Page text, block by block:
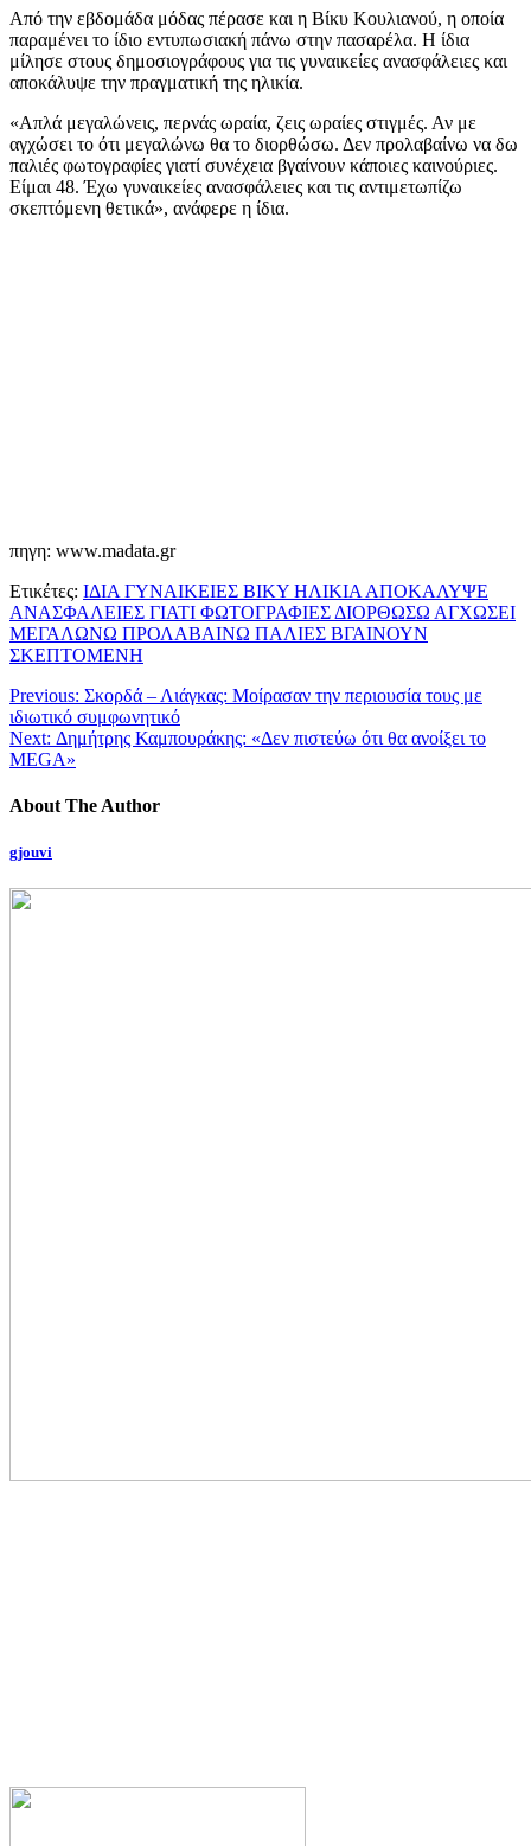
Από την εβδομάδα μόδας πέρασε και η Βίκυ Κουλιανού, η οποία
παραμένει το ίδιο εντυπωσιακή πάνω στην πασαρέλα. Η ίδια
μίλησε στους δημοσιογράφους για τις γυναικείες ανασφάλειες και
αποκάλυψε την πραγματική της ηλικία.
«Απλά μεγαλώνεις, περνάς ωραία, ζεις ωραίες στιγμές. Αν με
αγχώσει το ότι μεγαλώνω θα το διορθώσω. Δεν προλαβαίνω να δω
παλιές φωτογραφίες γιατί συνέχεια βγαίνουν κάποιες καινούριες.
Είμαι 48. Έχω γυναικείες ανασφάλειες και τις αντιμετωπίζω
σκεπτόμενη θετικά», ανάφερε η ίδια.
πηγη: www.madata.gr
Ετικέτες: ΙΔΙΑ ΓΥΝΑΙΚΕΙΕΣ ΒΙΚΥ ΗΛΙΚΙΑ ΑΠΟΚΑΛΥΨΕ
ΑΝΑΣΦΑΛΕΙΕΣ ΓΙΑΤΙ ΦΩΤΟΓΡΑΦΙΕΣ ΔΙΟΡΘΩΣΩ ΑΓΧΩΣΕΙ
ΜΕΓΑΛΩΝΩ ΠΡΟΛΑΒΑΙΝΩ ΠΑΛΙΕΣ ΒΓΑΙΝΟΥΝ
ΣΚΕΠΤΟΜΕΝΗ
Previous: Σκορδά – Λιάγκας: Μοίρασαν την περιουσία τους με
ιδιωτικό συμφωνητικό
Next: Δημήτρης Καμπουράκης: «Δεν πιστεύω ότι θα ανοίξει το
MEGA»
About The Author
gjouvi